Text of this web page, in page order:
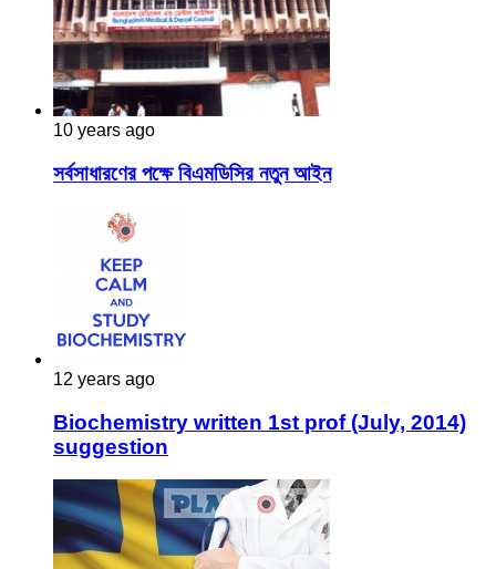
10 years ago
সর্বসাধারণের পক্ষে বিএমডিসির নতুন আইন
12 years ago
Biochemistry written 1st prof (July, 2014)
suggestion